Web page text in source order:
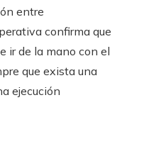
entre
confirma que
ir de la mano con el
que exista una
ejecución